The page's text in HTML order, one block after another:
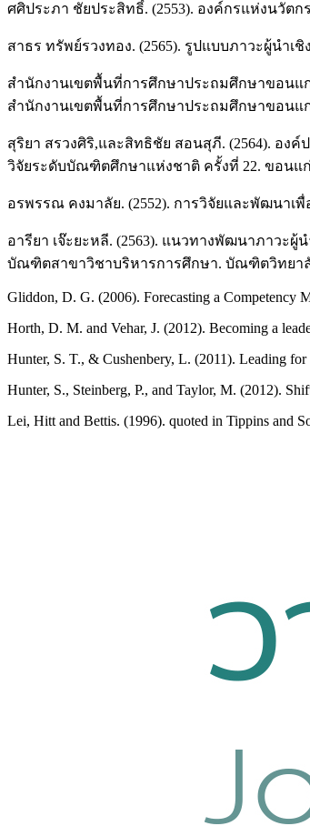
ศศิประภา ชัยประสิทธิ์. (2553). องค์กรแห่งนวัตก
สาธร ทรัพย์รวงทอง. (2565). รูปแบบภาวะผู้นำ
สำนักงานเขตพื้นที่การศึกษาประถมศึกษาขอนแ
สำนักงานเขตพื้นที่การศึกษาประถมศึกษาขอนแ
สุริยา สรวงศิริ,และสิทธิชัย สอนสุภี. (2564). อง
วิจัยระดับบัณฑิตศึกษาแห่งชาติ ครั้งที่ 22. ขอนแ
อรพรรณ คงมาลัย. (2552). การวิจัยและพัฒนาเ
อารียา เจ๊ะยะหลี. (2563). แนวทางพัฒนาภาว
บัณฑิตสาขาวิชาบริหารการศึกษา. บัณฑิตวิทยา
Gliddon, D. G. (2006). Forecasting a Competency
Horth, D. M. and Vehar, J. (2012). Becoming a
Hunter, S. T., & Cushenbery, L. (2011). Leading
Hunter, S., Steinberg, P., and Taylor, M. (2012).
Lei, Hitt and Bettis. (1996). quoted in Tippins and